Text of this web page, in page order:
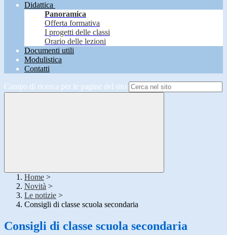
Didattica
Panoramica
Offerta formativa
I progetti delle classi
Orario delle lezioni
Documenti utili
Modulistica
Contatti
Campo di ricerca per le pagine del sito
Home >
Novità >
Le notizie >
Consigli di classe scuola secondaria
Consigli di classe scuola secondaria